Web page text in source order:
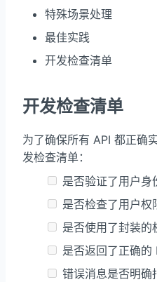
特殊场景处理
最佳实践
开发检查清单
开发检查清单
为了确保所有 API 都正确
发检查清单：
是否验证了用户身
是否检查了用户权
是否使用了封装的
是否返回了正确的
错误消息是否明确